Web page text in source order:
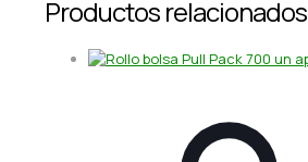
Productos relacionados